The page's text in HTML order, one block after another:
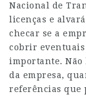
Nacional de
licenças e
checar se a
cobrir eventuais
importante.
da empresa,
referências que